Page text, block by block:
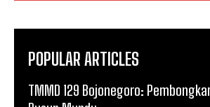
POPULAR ARTICLES
TMMD 129 Bojonegoro: